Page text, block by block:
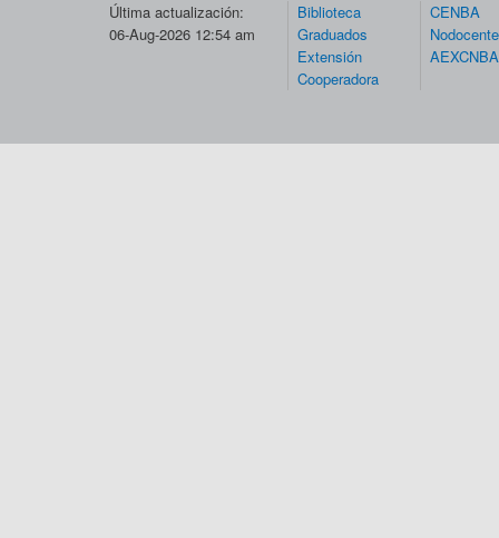
Última actualización:
06-Aug-2026 12:54 am
Biblioteca
Graduados
Extensión
Cooperadora
CENBA
AEXCNBA